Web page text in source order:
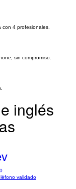
4 profesionales.
sin compromiso.
inglés
validado